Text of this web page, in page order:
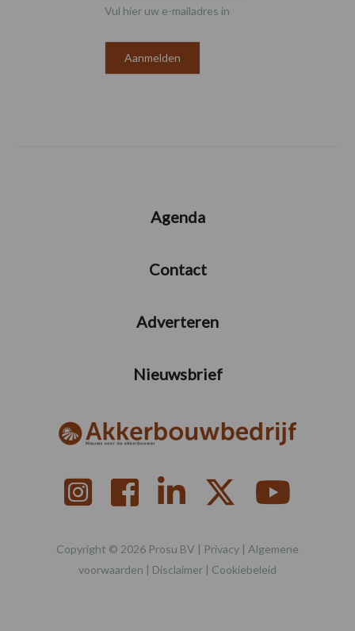
Vul hier uw e-mailadres in
Agenda
Contact
Adverteren
Nieuwsbrief
Copyright © 2026 Prosu BV | Privacy
Algemene
voorwaarden
Disclaimer Cookiebeleid